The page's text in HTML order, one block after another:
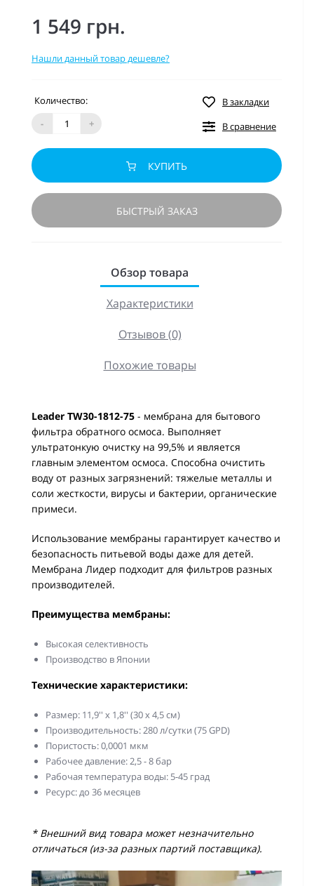
1 549 грн.
Нашли данный товар дешевле?
Количество:
-
+
В закладки
В сравнение
КУПИТЬ
БЫСТРЫЙ ЗАКАЗ
Обзор товара
Характеристики
Отзывов (0)
Похожие товары
Leader TW30-1812-75 - мембрана для бытового
фильтра обратного осмоса. Выполняет
ультратонкую очистку на 99,5% и является
главным элементом осмоса. Способна очистить
воду от разных загрязнений: тяжелые металлы и
соли жесткости, вирусы и бактерии, органические
примеси.
Использование мембраны гарантирует качество и
безопасность питьевой воды даже для детей.
Мембрана Лидер подходит для фильтров разных
производителей.
Преимущества мембраны:
Высокая селективность
Производство в Японии
Технические характеристики:
Размер: 11,9'' х 1,8'' (30 х 4,5 см)
Производительность: 280 л/сутки (75 GPD)
Пористость: 0,0001 мкм
Рабочее давление: 2,5 - 8 бар
Рабочая температура воды: 5-45 град
Ресурс: до 36 месяцев
* Внешний вид товара может незначительно
отличаться (из-за разных партий поставщика).